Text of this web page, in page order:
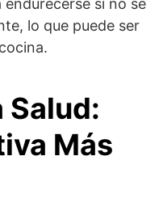
lo que puede ser
Salud:
Más